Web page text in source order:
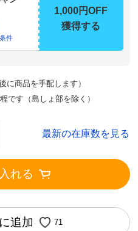
件
1,000円OFF
獲得する
に商品を手配します）
です（島しょ部を除く）
最新の在庫数を見る
れる
追加 71